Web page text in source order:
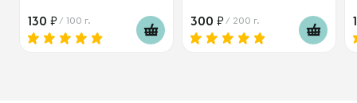
130 / 100 г. 300 / 200 г.